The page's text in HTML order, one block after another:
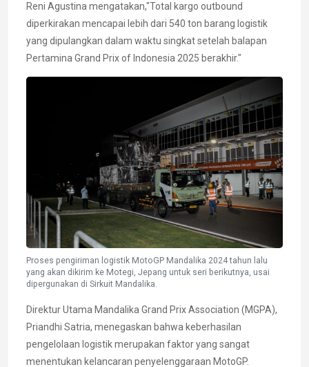
Reni Agustina mengatakan,"Total kargo outbound
diperkirakan mencapai lebih dari 540 ton barang logistik
yang dipulangkan dalam waktu singkat setelah balapan
Pertamina Grand Prix of Indonesia 2025 berakhir."
Proses pengiriman logistik MotoGP Mandalika 2024 tahun lalu
yang akan dikirim ke Motegi, Jepang untuk seri berikutnya, usai
dipergunakan di Sirkuit Mandalika.
Direktur Utama Mandalika Grand Prix Association (MGPA),
Priandhi Satria, menegaskan bahwa keberhasilan
pengelolaan logistik merupakan faktor yang sangat
menentukan kelancaran penyelenggaraan MotoGP.